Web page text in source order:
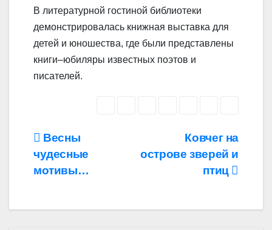
В литературной гостиной библиотеки
демонстрировалась книжная выставка для
детей и юношества, где были представлены
книги–юбиляры известных поэтов и
писателей.
Навигация
по
Ковчег на
острове зверей и
птиц
Весны
чудесные
мотивы…